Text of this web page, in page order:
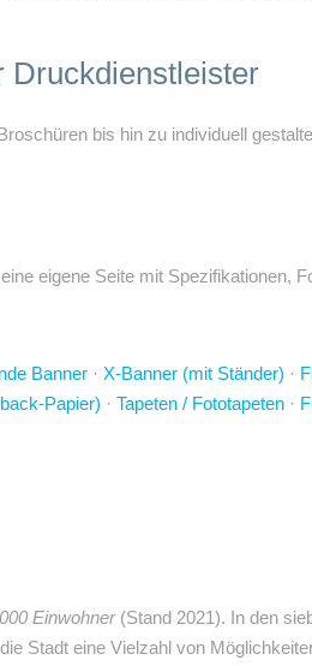
Druckdienstleister
bis hin zu individuell
eigene Seite mit Spezifikationen,
Banner · X-Banner (mit Ständer) ·
Papier) · Tapeten / Fototapeten ·
Einwohner(Stand 2021). In den
Stadt eine Vielzahl von